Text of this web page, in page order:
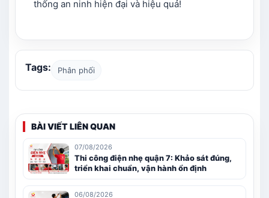
thống an ninh hiện đại và hiệu quả!
Tags: Phân phối
BÀI VIẾT LIÊN QUAN
07/08/2026
Thi công điện nhẹ quận 7: Khảo sát đúng,
triển khai chuẩn, vận hành ổn định
06/08/2026